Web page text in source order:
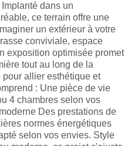
dans un
ce terrain offre une
un extérieur à votre
conviviale, espace
exposition optimisée promet
tout au long de la
allier esthétique et
: Une pièce de vie
4 chambres selon vos
Des prestations de
normes énergétiques
selon vos envies. Style